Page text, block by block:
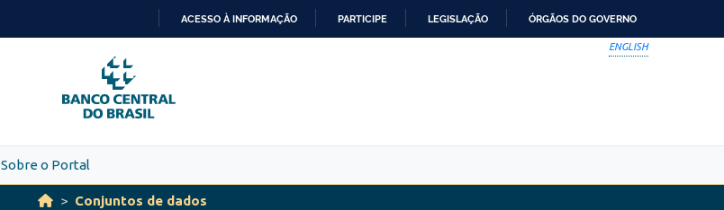
PARA
O
CONTEÚDO
ACESSO À INFORMAÇÃO PARTICIPE LEGISLAÇÃO ÓRGÃOS DO GOVERNO
ENGLISH
Sobre o Portal
Conjuntos de dados